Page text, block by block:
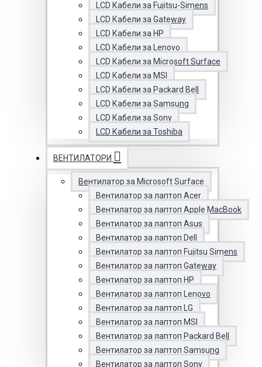
LCD Кабели за Fujitsu-Simens
LCD Кабели за Gateway
LCD Кабели за HP
LCD Кабели за Lenovo
LCD Кабели за Microsoft Surface
LCD Кабели за MSI
LCD Кабели за Packard Bell
LCD Кабели за Samsung
LCD Кабели за Sony
LCD Кабели за Toshiba
ВЕНТИЛАТОРИ
Вентилатор за Microsoft Surface
Вентилатор за лаптоп Acer
Вентилатор за лаптоп Apple MacBook
Вентилатор за лаптоп Asus
Вентилатор за лаптоп Dell
Вентилатор за лаптоп Fujitsu Simens
Вентилатор за лаптоп Gateway
Вентилатор за лаптоп HP
Вентилатор за лаптоп Lenovo
Вентилатор за лаптоп LG
Вентилатор за лаптоп MSI
Вентилатор за лаптоп Packard Bell
Вентилатор за лаптоп Samsung
Вентилатор за лаптоп Sony